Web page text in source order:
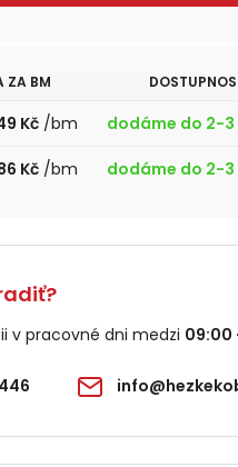
ZA BM
Kč /bm dodáme do 2-
Kč /bm dodáme do 2-
v pracovné dni medzi 09:00